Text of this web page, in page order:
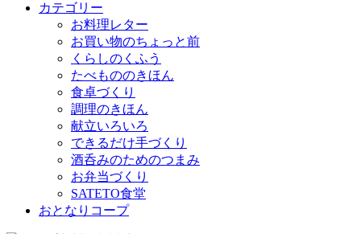
カテゴリー
お料理レター
お買い物のちょっと前
くらしのくふう
たべもののきほん
食卓づくり
調理のきほん
献立いろいろ
できるだけ手づくり
酒呑みのためのつまみ
お弁当づくり
SATETO食堂
おとなりコープ